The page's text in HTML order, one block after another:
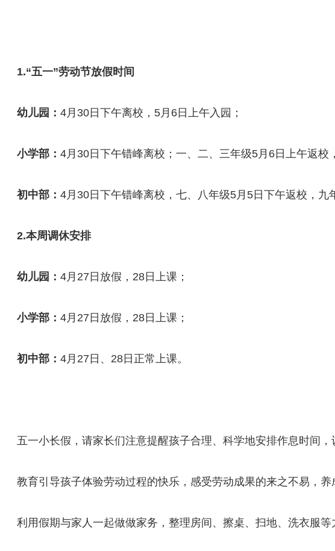
1.“五一”劳动节放假时间
幼儿园： 4月30日下午离校，5月6日上午入园；
小学部： 4月30日下午错峰离校；一、二、三年级5月6日上午返校
初中部： 4月30日下午错峰离校，七、八年级5月5日下午返校，九
2.本周调休安排
幼儿园： 4月27日放假，28日上课；
小学部： 4月27日放假，28日上课；
初中部： 4月27日、28日正常上课。
五一小长假，请家长们注意提醒孩子合理、科学地安排作息时间
教育引导孩子体验劳动过程的快乐，感受劳动成果的来之不易，养
利用假期与家人一起做做家务，整理房间、擦桌、扫地、洗衣服